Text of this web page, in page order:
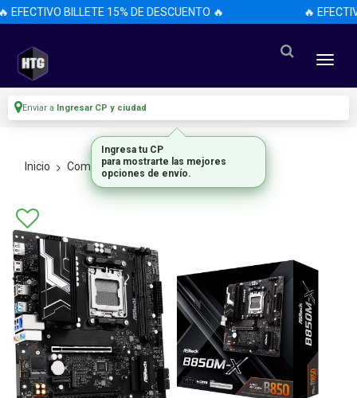
EFECTIVO BILLETE 15% DE DESCUENTO 🔥 🔥
Enviar a Ingresar CP y ciudad
Inicio Componentes De Pc Motherboards
Ingresa tu CP
para mostrarte las mejores
opciones de envío.